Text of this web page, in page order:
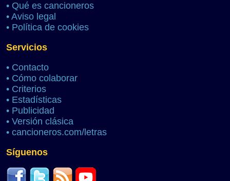
• Qué es cancioneros
• Aviso legal
• Política de cookies
Servicios
• Contacto
• Cómo colaborar
• Criterios
• Estadísticas
• Publicidad
• Versión clásica
• cancioneros.com/letras
Síguenos